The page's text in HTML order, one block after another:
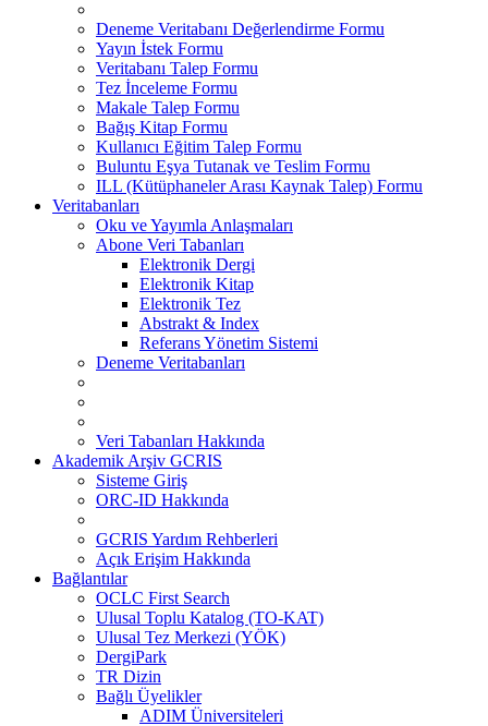
Deneme Veritabanı Değerlendirme Formu
Yayın İstek Formu
Veritabanı Talep Formu
Tez İnceleme Formu
Makale Talep Formu
Bağış Kitap Formu
Kullanıcı Eğitim Talep Formu
Buluntu Eşya Tutanak ve Teslim Formu
ILL (Kütüphaneler Arası Kaynak Talep) Formu
Veritabanları
Oku ve Yayımla Anlaşmaları
Abone Veri Tabanları
Elektronik Dergi
Elektronik Kitap
Elektronik Tez
Abstrakt & Index
Referans Yönetim Sistemi
Deneme Veritabanları
Veri Tabanları Hakkında
Akademik Arşiv GCRIS
Sisteme Giriş
ORC-ID Hakkında
GCRIS Yardım Rehberleri
Açık Erişim Hakkında
Bağlantılar
OCLC First Search
Ulusal Toplu Katalog (TO-KAT)
Ulusal Tez Merkezi (YÖK)
DergiPark
TR Dizin
Bağlı Üyelikler
ADIM Üniversiteleri